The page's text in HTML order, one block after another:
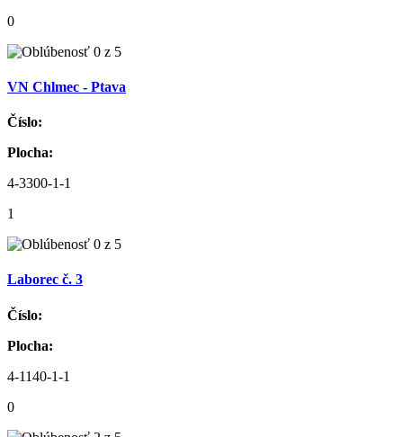
0
VN Chlmec - Ptava
Číslo:
Plocha:
4-3300-1-1
1
Laborec č. 3
Číslo:
Plocha:
4-1140-1-1
0